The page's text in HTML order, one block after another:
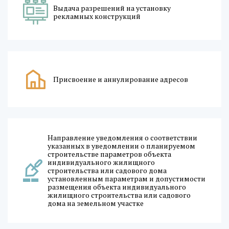
Выдача разрешений на установку
рекламных конструкций
Присвоение и аннулирование адресов
Направление уведомления о соответствии
указанных в уведомлении о планируемом
строительстве параметров объекта
индивидуального жилищного
строительства или садового дома
установленным параметрам и допустимости
размещения объекта индивидуального
жилищного строительства или садового
дома на земельном участке